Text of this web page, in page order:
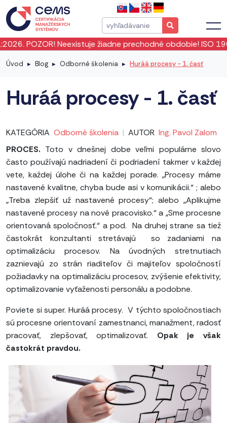
žiadne prechodné obdobie! ISO 19011:2026
Úvod Blog Odborné školenia Huráá procesy - 1. časť
Huráá procesy - 1. časť
KATEGÓRIA Odborné školenia | AUTOR Ing. Pavol Zalom
PROCES. Toto v dnešnej dobe veľmi populárne slovo
často používajú nadriadení či podriadení takmer v každej
vete, každej úlohe či na každej porade. „Procesy máme
nastavené kvalitne, chyba bude asi v komunikácii.“ ; alebo
„Treba zlepšiť už nastavené procesy“; alebo „Aplikujme
nastavené procesy na nové pracovisko.“ a „Sme procesne
orientovaná spoločnosť.“ a pod. Na druhej strane sa tiež
častokrát konzultanti stretávajú so zadaniami na
optimalizáciu procesov. Na úvodných stretnutiach
zaznievajú zo strán riaditeľov či majiteľov spoločností
požiadavky na optimalizáciu procesov, zvýšenie efektivity,
optimalizovanie vyťaženosti personálu a podobne.
Poviete si super. Huráá procesy. V týchto spoločnostiach
sú procesne orientovaní zamestnanci, manažment, radosť
pracovať, zlepšovať, optimalizovať. Opak je však
častokrát pravdou.